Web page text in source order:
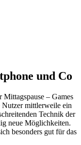
und Co
– Games
Nutzer mittlerweile ein
Technik der
neue Möglichkeiten.
besonders gut für das